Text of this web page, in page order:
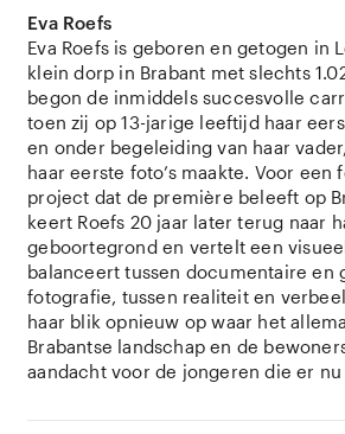
Eva Roefs
Eva Roefs is geboren en getogen in
klein dorp in Brabant met slechts
begon de inmiddels succesvolle
toen zij op 13-jarige leeftijd haar
en onder begeleiding van haar
haar eerste foto’s maakte. Voor een
project dat de première beleeft op
keert Roefs 20 jaar later terug naar
geboortegrond en vertelt een
balanceert tussen documentaire en
fotografie, tussen realiteit en
haar blik opnieuw op waar het
Brabantse landschap en de
aandacht voor de jongeren die er